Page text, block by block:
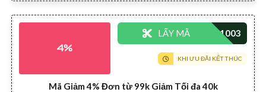
4%
Mã Giảm 4% Đơn từ 99k Giảm Tối đa 40k
LẤY MÃ
KHI ƯU ĐÃI KẾT THÚC